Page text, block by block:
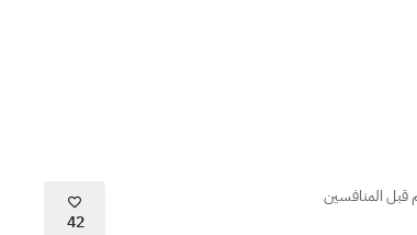
قبل المنافسين
42